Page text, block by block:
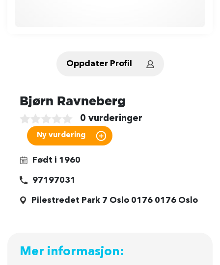
Oppdater Profil
Bjørn Ravneberg
0 vurderinger
Født i 1960
97197031
Pilestredet Park 7 Oslo 0176 0176 Oslo
Mer informasjon: